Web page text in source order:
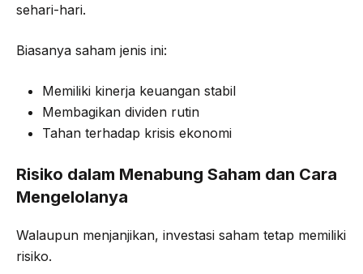
sehari-hari.
Biasanya saham jenis ini:
Memiliki kinerja keuangan stabil
Membagikan dividen rutin
Tahan terhadap krisis ekonomi
Risiko dalam Menabung Saham dan Cara
Mengelolanya
Walaupun menjanjikan, investasi saham tetap memiliki
risiko.